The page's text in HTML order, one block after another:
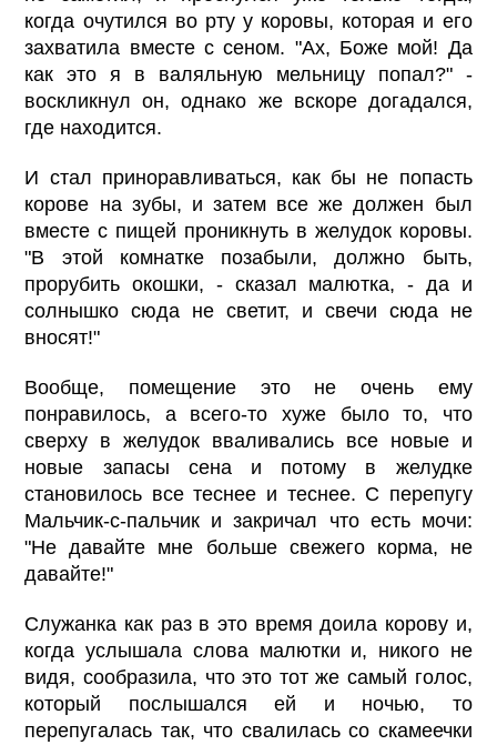
когда очутился во рту у коровы, которая и его
захватила вместе с сеном. "Ах, Боже мой! Да
как это я в валяльную мельницу попал?" -
воскликнул он, однако же вскоре догадался,
где находится.
И стал приноравливаться, как бы не попасть
корове на зубы, и затем все же должен был
вместе с пищей проникнуть в желудок коровы.
"В этой комнатке позабыли, должно быть,
прорубить окошки, - сказал малютка, - да и
солнышко сюда не светит, и свечи сюда не
вносят!"
Вообще, помещение это не очень ему
понравилось, а всего-то хуже было то, что
сверху в желудок вваливались все новые и
новые запасы сена и потому в желудке
становилось все теснее и теснее. С перепугу
Мальчик-с-пальчик и закричал что есть мочи:
"Не давайте мне больше свежего корма, не
давайте!"
Служанка как раз в это время доила корову и,
когда услышала слова малютки и, никого не
видя, сообразила, что это тот же самый голос,
который послышался ей и ночью, то
перепугалась так, что свалилась со скамеечки